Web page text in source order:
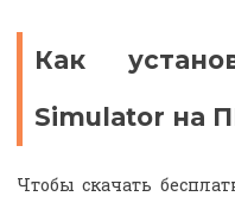
Как
Simulator на
Чтобы скачать